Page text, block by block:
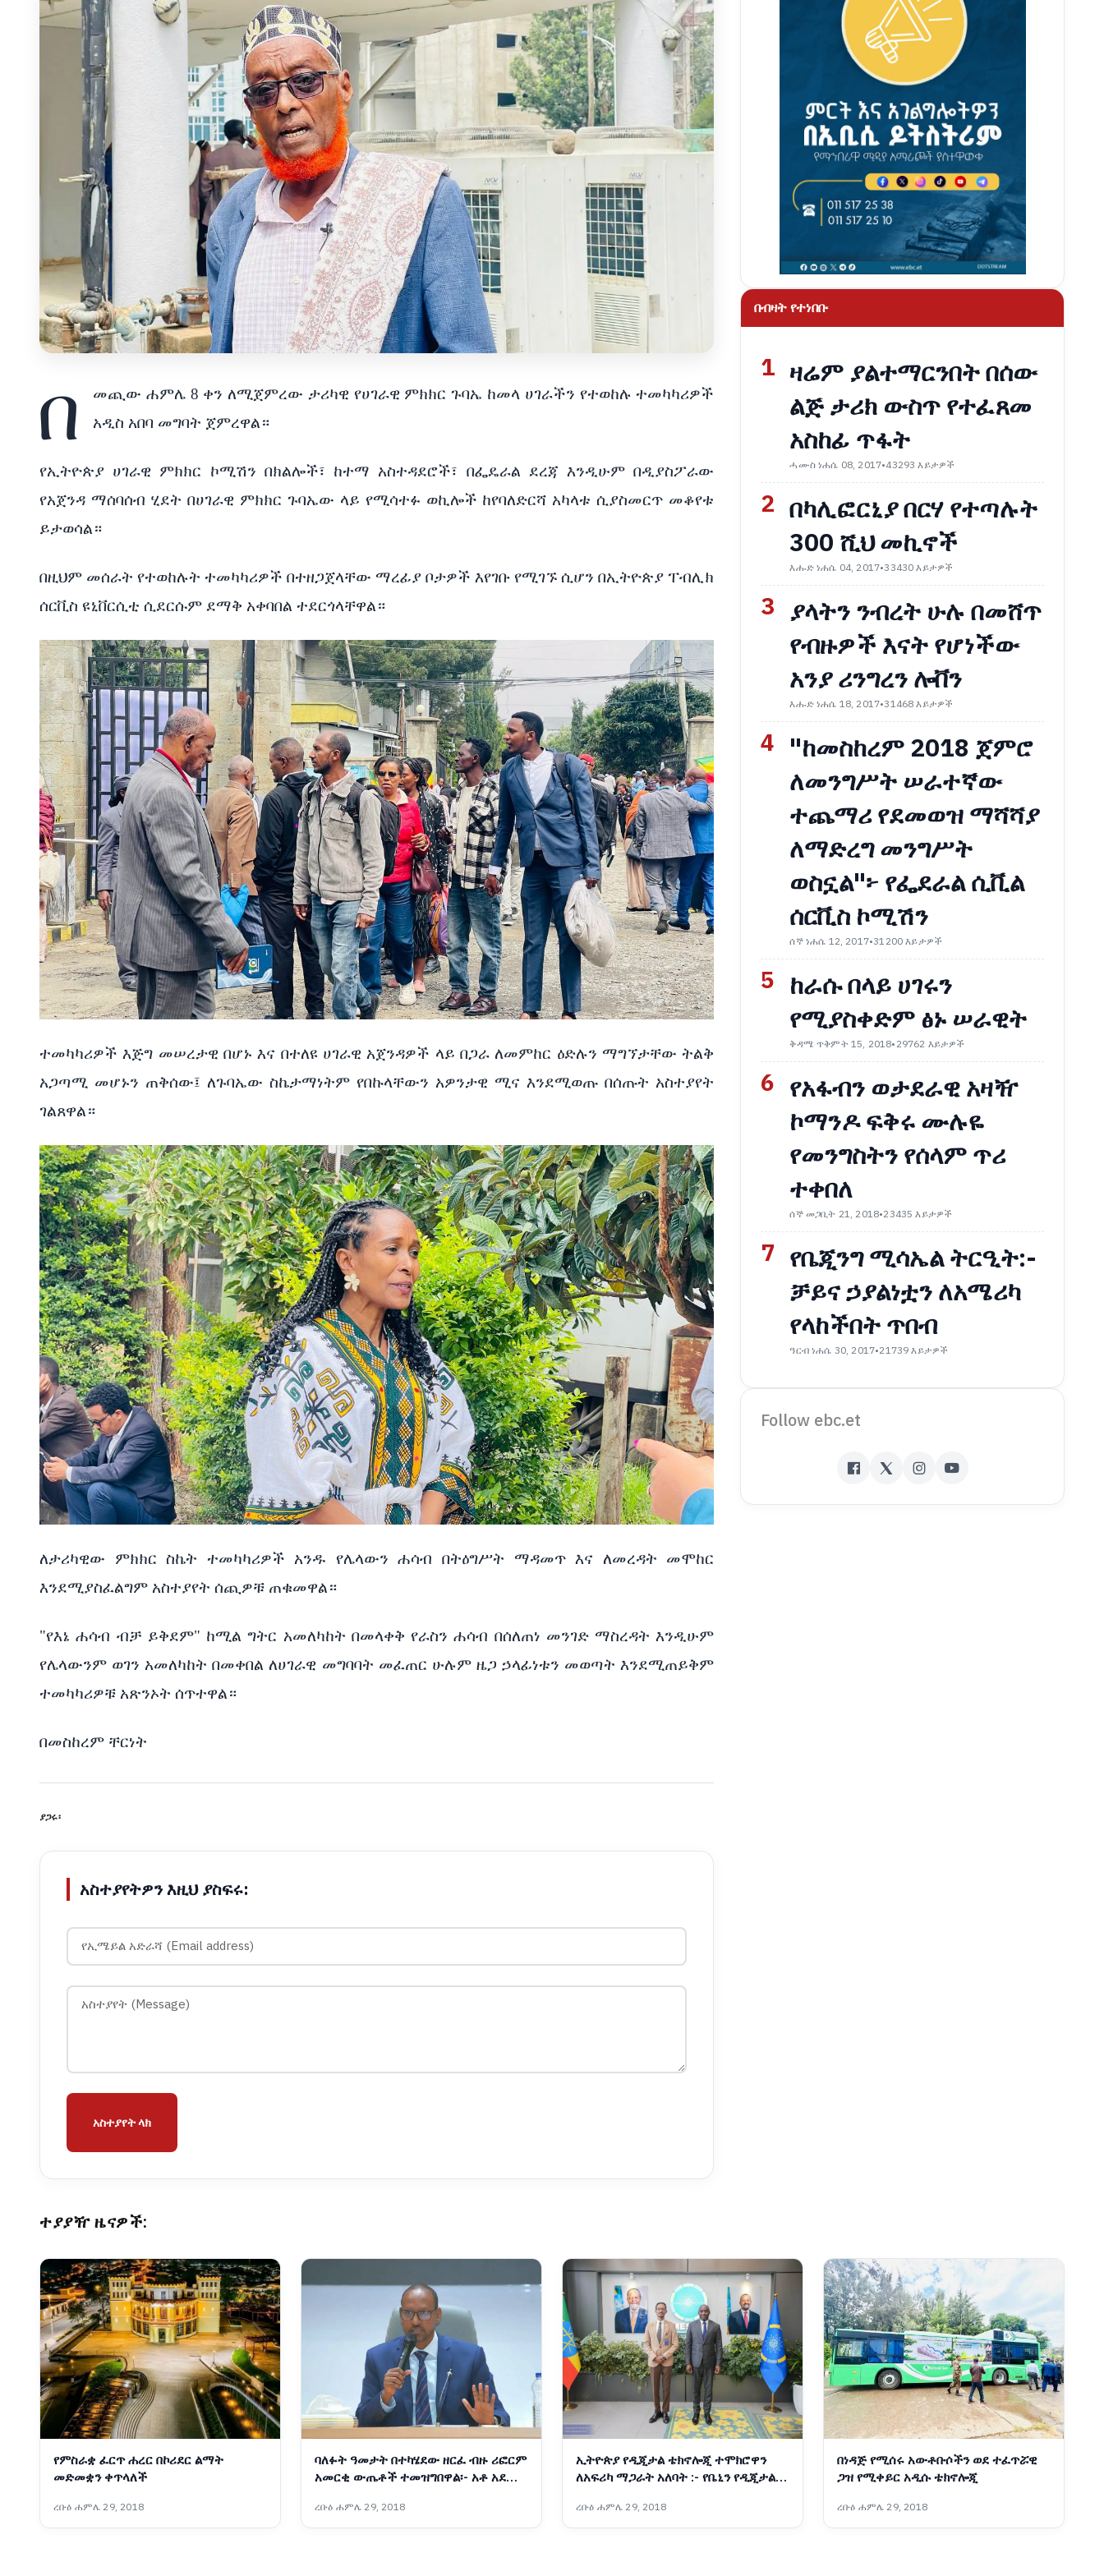
በ
መጪው ሐምሌ 8 ቀን ለሚጀምረው ታሪካዊ የሀገራዊ ምክክር ጉባኤ ከመላ ሀገራችን የተወከሉ ተመካካሪዎች
አዲስ አበባ መግባት ጀምረዋል።
የኢትዮጵያ ሀገራዊ ምክክር ኮሚሽን በክልሎች፣ ከተማ አስተዳደሮች፣ በፌዴራል ደረጃ እንዲሁም በዲያስፖራው
የአጀንዳ ማሰባሰብ ሂደት በሀገራዊ ምክክር ጉባኤው ላይ የሚሳተፉ ወኪሎች ከየባለድርሻ አካላቱ ሲያስመርጥ መቆየቱ
ይታወሳል።
በዚህም መሰራት የተወከሉት ተመካካሪዎች በተዘጋጀላቸው ማረፊያ ቦታዎች እየገቡ የሚገኙ ሲሆን በኢትዮጵያ ፐብሊክ
ሰርቪስ ዩኒቨርሲቲ ሲደርሱም ደማቅ አቀባበል ተደርጎላቸዋል።
ተመካካሪዎች እጅግ መሠረታዊ በሆኑ እና በተለዩ ሀገራዊ አጀንዳዎች ላይ በጋራ ለመምከር ዕድሉን ማግኘታቸው ትልቅ
አጋጣሚ መሆኑን ጠቅሰው፤ ለጉባኤው ስኬታማነትም የበኩላቸውን አዎንታዊ ሚና እንደሚወጡ በሰጡት አስተያየት
ገልጸዋል።
ለታሪካዊው ምክክር ስኬት ተመካካሪዎች አንዱ የሌላውን ሐሳብ በትዕግሥት ማዳመጥ እና ለመረዳት መሞከር
እንደሚያስፈልግም አስተያየት ሰጪዎቹ ጠቁመዋል።
"የእኔ ሐሳብ ብቻ ይቅደም" ከሚል ግትር አመለካከት በመላቀቅ የራስን ሐሳብ በሰለጠነ መንገድ ማስረዳት እንዲሁም
የሌላውንም ወገን አመለካከት በመቀበል ለሀገራዊ መግባባት መፈጠር ሁሉም ዜጋ ኃላፊነቱን መወጣት እንደሚጠይቅም
ተመካካሪዎቹ አጽንኦት ሰጥተዋል።
በመስከረም ቸርነት
ያጋሩ፡
አስተያየትዎን እዚህ ያስፍሩ:
አስተያየት ላክ
በብዛት የተነበቡ
1 ዛሬም ያልተማርንበት በሰው
ልጅ ታሪክ ውስጥ የተፈጸመ
አስከፊ ጥፋት
ሓሙስ ነሐሴ 08, 2017•43293 እይታዎች
2 በካሊፎርኒያ በርሃ የተጣሉት
300 ሺህ መኪኖች
እሑድ ነሐሴ 04, 2017•33430 እይታዎች
3 ያላትን ንብረት ሁሉ በመሸጥ
የብዙዎች እናት የሆነችው
አንያ ሪንግረን ሎቨን
እሑድ ነሐሴ 18, 2017•31468 እይታዎች
4 "ከመስከረም 2018 ጀምሮ
ለመንግሥት ሠራተኛው
ተጨማሪ የደመወዝ ማሻሻያ
ለማድረግ መንግሥት
ወስኗል"፦ የፌደራል ሲቪል
ሰርቪስ ኮሚሽን
ሰኞ ነሐሴ 12, 2017•31200 እይታዎች
5 ከራሱ በላይ ሀገሩን
የሚያስቀድም ፅኑ ሠራዊት
ቅዳሜ ጥቅምት 15, 2018•29762 እይታዎች
6 የአፋብን ወታደራዊ አዛዥ
ኮማንዶ ፍቅሩ ሙሉዬ
የመንግስትን የሰላም ጥሪ
ተቀበለ
ሰኞ መጋቢት 21, 2018•23435 እይታዎች
7 የቤጂንግ ሚሳኤል ትርዒት:-
ቻይና ኃያልነቷን ለአሜሪካ
የላከችበት ጥበብ
ዓርብ ነሐሴ 30, 2017•21739 እይታዎች
Follow ebc.et
ተያያዥ ዜናዎች:
የምስራቋ ፈርጥ ሐረር በኮሪደር ልማት
መድመቋን ቀጥላለች
ረቡዕ ሐምሌ 29, 2018
ባለፉት ዓመታት በተካሄደው ዘርፈ ብዙ ሪፎርም
አመርቂ ውጤቶች ተመዝግበዋል፡- አቶ አደም
ረቡዕ ሐምሌ 29, 2018
ኢትዮጵያ የዲጂታል ቴክኖሎጂ ተሞክሮዋን
ለአፍሪካ ማጋራት አለባት :- የቤኒን የዲጂታል
ረቡዕ ሐምሌ 29, 2018
በነዳጅ የሚሰሩ አውቶቡሶችን ወደ ተፈጥሯዊ
ጋዝ የሚቀይር አዲሱ ቴክኖሎጂ
ረቡዕ ሐምሌ 29, 2018